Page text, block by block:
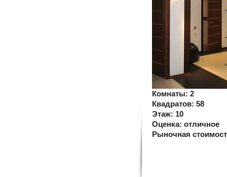
Комнаты: 2
Квадратов: 58
Этаж: 10
Оценка: отличное
Рыночная